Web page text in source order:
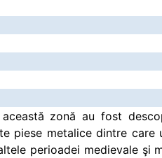
zonă au fost
piese metalice dintre care
perioadei medievale şi